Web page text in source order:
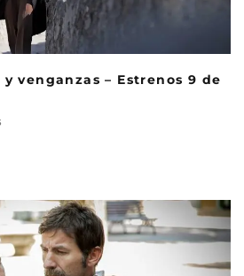
venganzas – Estrenos 9 de